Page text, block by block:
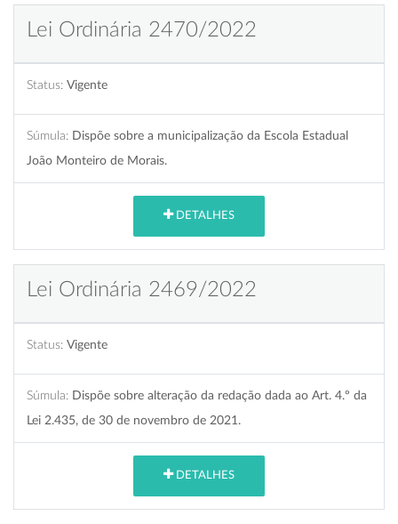
Lei Ordinária 2470/2022
Status: Vigente
Súmula: Dispõe sobre a municipalização da Escola Estadual
João Monteiro de Morais.
DETALHES
Lei Ordinária 2469/2022
Status: Vigente
Súmula: Dispõe sobre alteração da redação dada ao Art. 4.º da
Lei 2.435, de 30 de novembro de 2021.
DETALHES